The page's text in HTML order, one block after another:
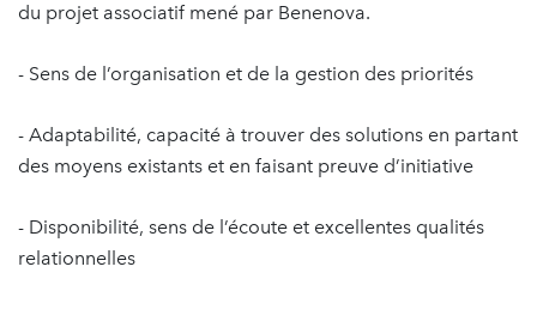
du projet associatif mené par Benenova.
- Sens de l’organisation et de la gestion des priorités
- Adaptabilité, capacité à trouver des solutions en partant
des moyens existants et en faisant preuve d’initiative
- Disponibilité, sens de l’écoute et excellentes qualités
relationnelles